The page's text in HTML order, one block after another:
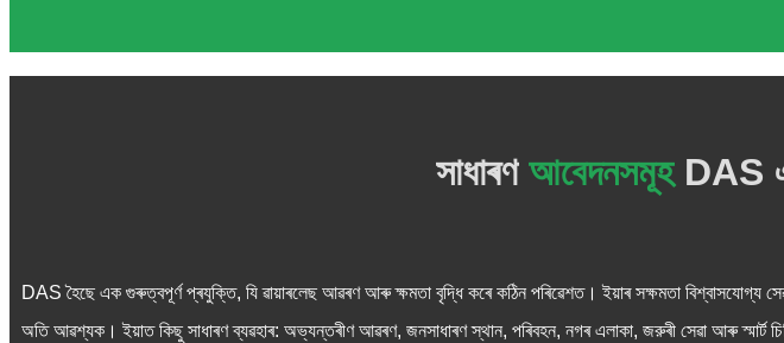
সাধাৰণ আবেদনসমূহ DAS
DAS হৈছে এক গুৰুত্বপূর্ণ প্ৰযুক্তি, যি ৱায়াৰলেছ আৱৰণ আৰু ক্ষমতা বৃদ্ধি কৰে কঠিন পৰিৱেশত। ইয়াৰ সক্ষমতা বিশ্বাসযোগ্য
অতি আৱশ্যক। ইয়াত কিছু সাধাৰণ ব্যৱহাৰ: অভ্যন্তৰীণ আৱৰণ, জনসাধাৰণ স্থান, পৰিবহন, নগৰ এলাকা, জরুৰী সেৱা আৰু স্মাৰ্ট